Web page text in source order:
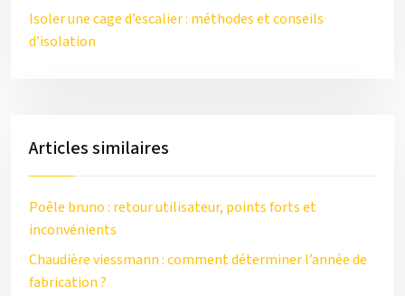
Isoler une cage d’escalier : méthodes et conseils
d’isolation
Articles similaires
Poêle bruno : retour utilisateur, points forts et
inconvénients
Chaudière viessmann : comment déterminer l’année de
fabrication ?